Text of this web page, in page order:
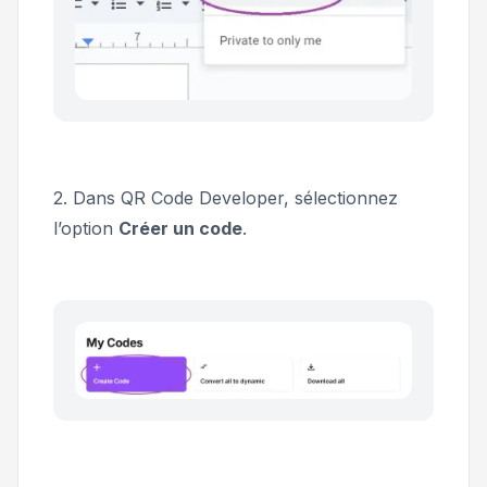
2. Dans QR Code Developer, sélectionnez
l’option Créer un code.